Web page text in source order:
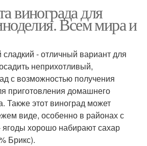
винограда для
Всем мира и
- отличный вариант для
неприхотливый,
с возможностью получения
приготовления домашнего
Также этот виноград может
виде, особенно в районах с
хорошо набирают сахар
Брикс).